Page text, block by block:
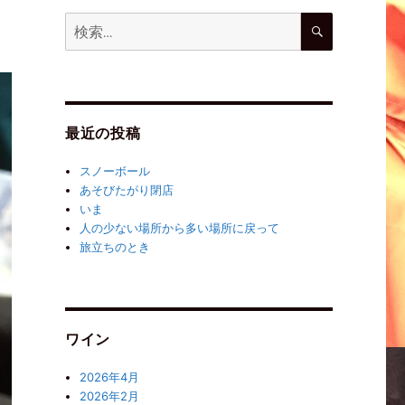
最近の投稿
スノーボール
あそびたがり閉店
いま
人の少ない場所から多い場所に戻って
旅立ちのとき
ワイン
2026年4月
2026年2月